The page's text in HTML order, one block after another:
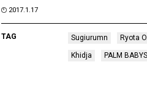
2017.1.17
TAG Sugiurumn Ryota
Khidja PALM BABYS